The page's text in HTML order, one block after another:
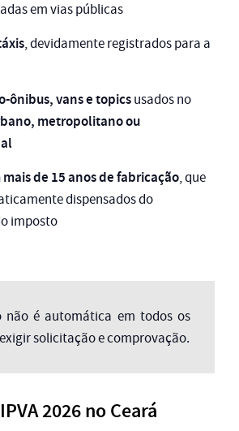
em vias públicas
, devidamente registrados para a
ônibus, vans e topicsusados no
metropolitano ou
de 15 anos de fabricação, que
dispensados do
imposto
é automática em todos os
solicitação e comprovação.
2026 no Ceará